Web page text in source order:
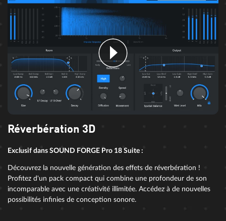
Réverbération 3D
Exclusif dans SOUND FORGE Pro 18 Suite :
Découvrez la nouvelle génération des effets de réverbération !
Profitez d'un pack compact qui combine une profondeur de son
incomparable avec une créativité illimitée. Accédez à de nouvelles
possibilités infinies de conception sonore.